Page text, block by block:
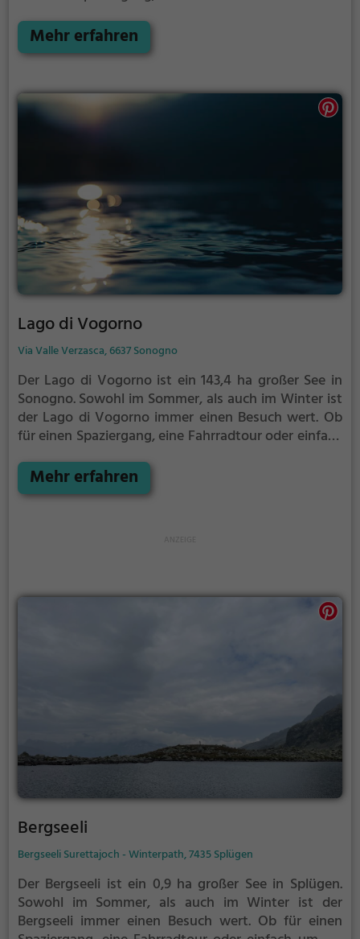
bietet zahlreiche Möglichkeiten für
Freizeitaktivitäten.
Mehr erfahren
Lago di Vogorno
Via Valle Verzasca, 6637 Sonogno
Der Lago di Vogorno ist ein 143,4 ha großer See in
Sonogno.Sowohl im Sommer, als auch im Winter ist
der Lago di Vogorno immer einen Besuch wert. Ob
für einen Spaziergang, eine Fahrradtour oder einfach
bietet zahlreiche Möglichkeiten für
Freizeitaktivitäten.
Mehr erfahren
Bergseeli
Bergseeli Surettajoch - Winterpath, 7435 Splügen
Der Bergseeli ist ein 0,9 ha großer See in Splügen.
Sowohl im Sommer, als auch im Winter ist der
Bergseeli immer einen Besuch wert. Ob für einen